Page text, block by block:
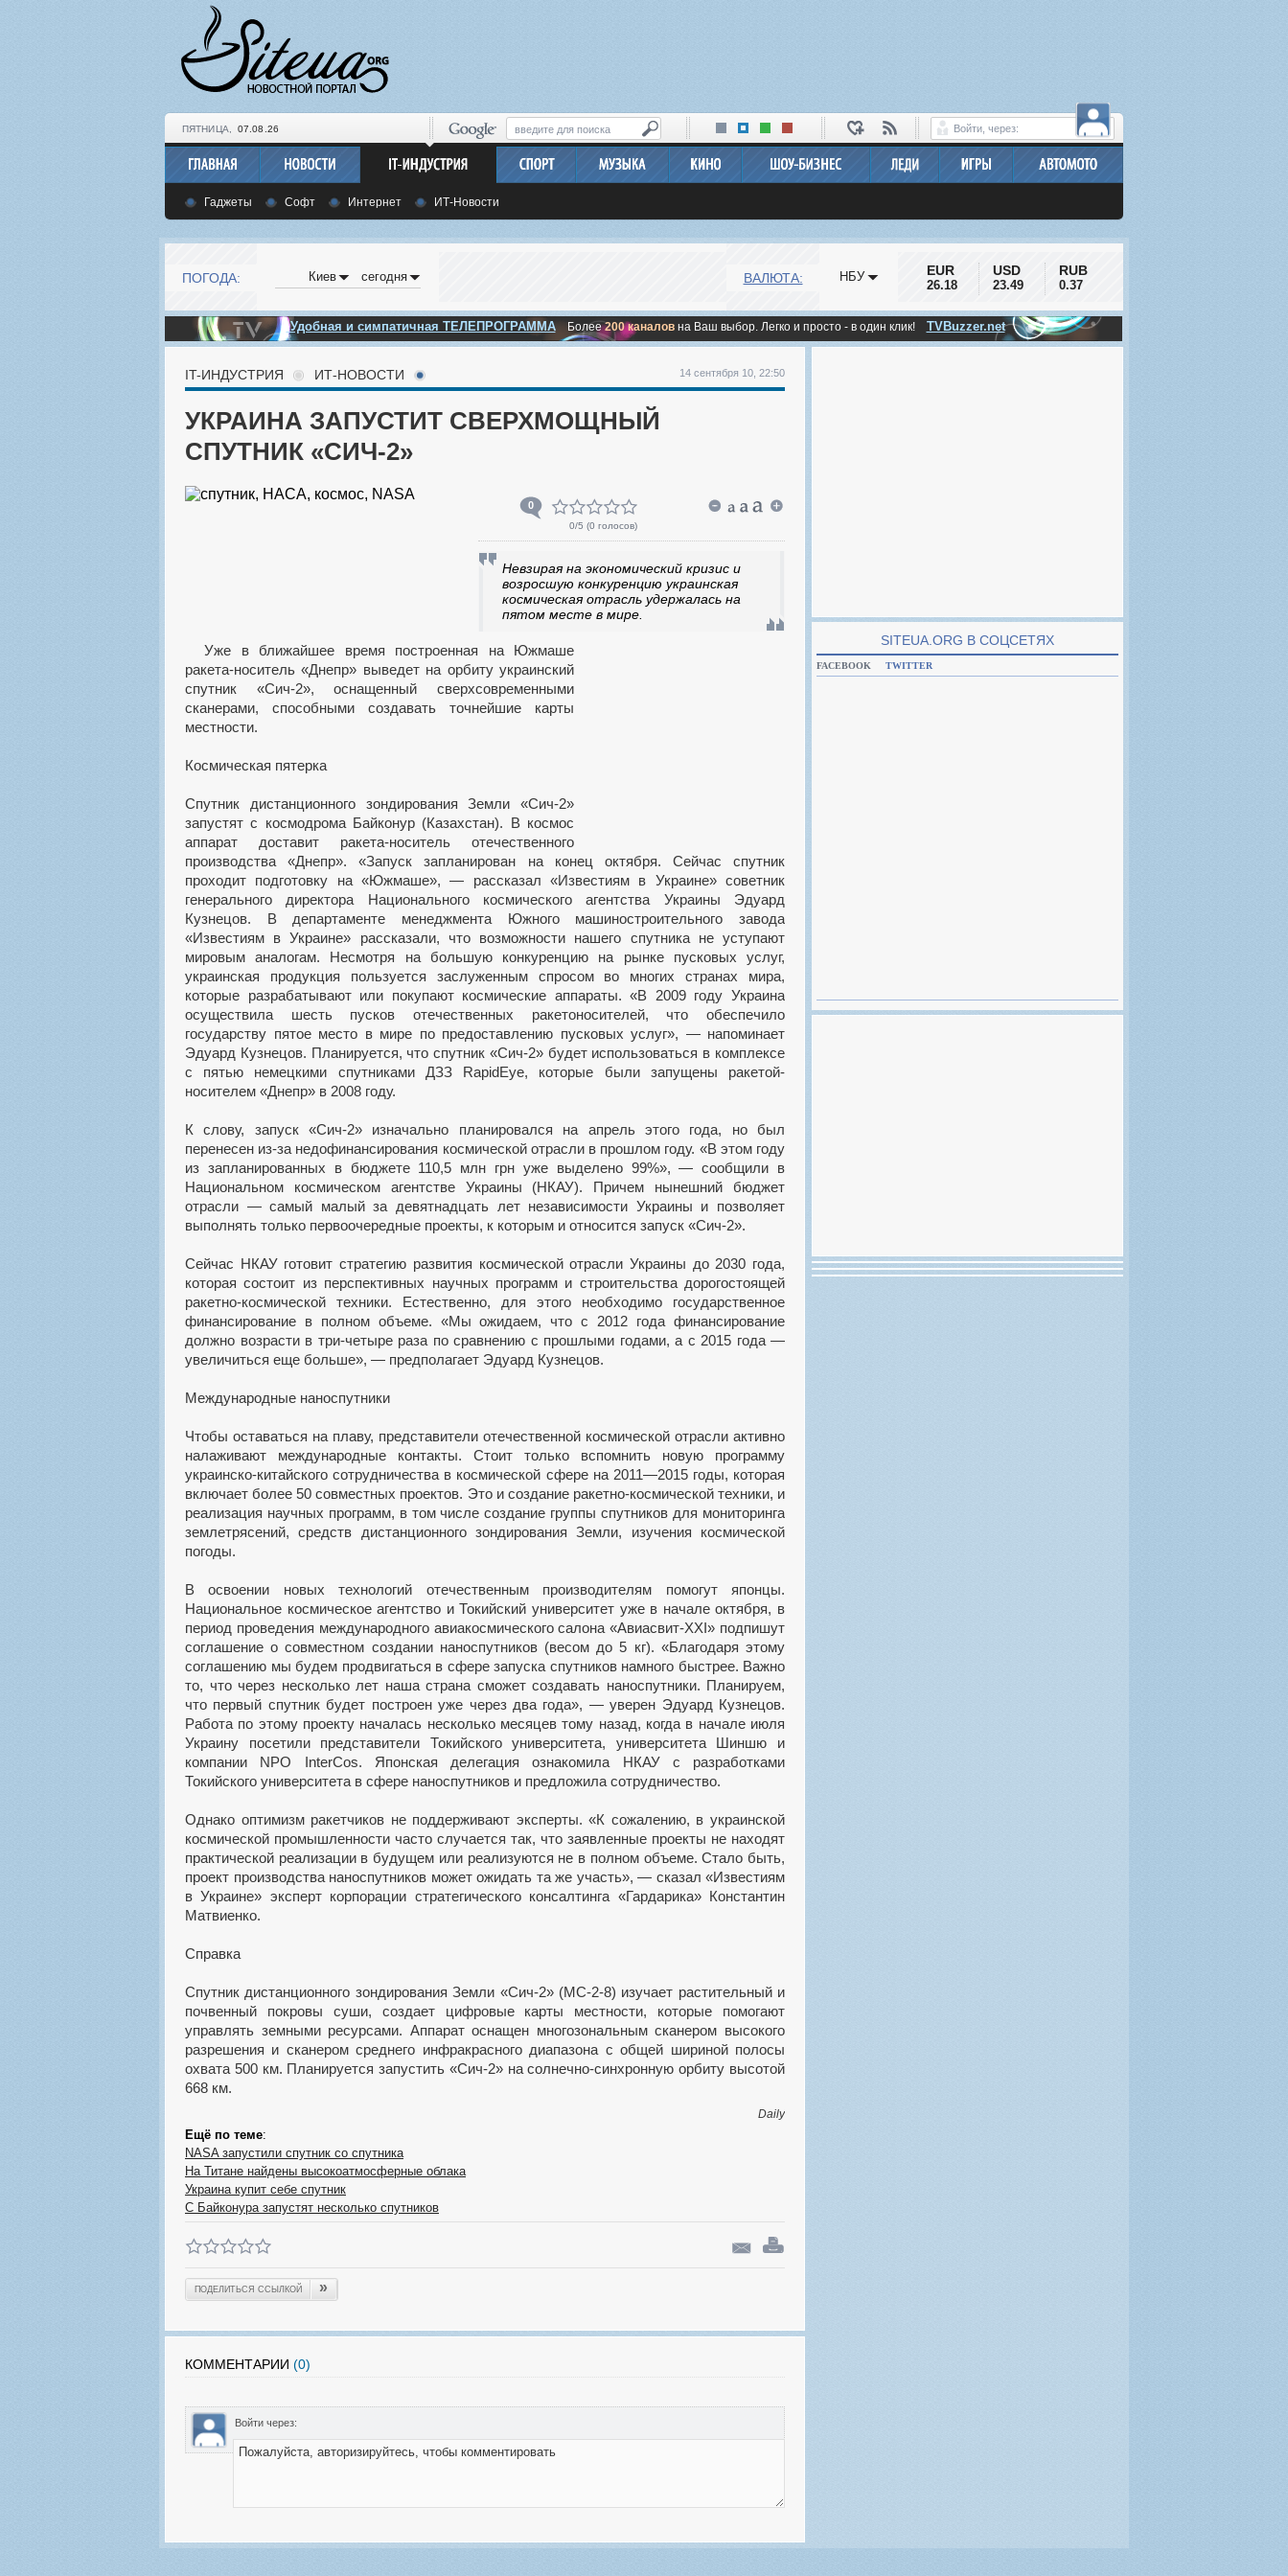
ПЯТНИЦА, 07.08.26 Войти, через:
Гаджеты Софт Интернет ИТ-Новости
ПОГОДА: Киев сегодня ВАЛЮТА: НБУ EUR
26.18
USD
23.49
RUB
0.37
Удобная и симпатичная ТЕЛЕПРОГРАММА Более200 каналовна Ваш выбор. Легко и просто - в один клик! TVBuzzer.net
IT-ИНДУСТРИЯ ИТ-НОВОСТИ 14 сентября 10, 22:50
УКРАИНА ЗАПУСТИТ СВЕРХМОЩНЫЙ
СПУТНИК «СИЧ-2»
0
0/5 (0 голосов)
Невзирая на экономический кризис и
возросшую конкуренцию украинская
космическая отрасль удержалась на
пятом месте в мире.
Уже в ближайшее время построенная на Южмаше
ракета-носитель «Днепр» выведет на орбиту украинский
спутник «Сич-2», оснащенный сверхсовременными
сканерами, способными создавать точнейшие карты
местности.
Космическая пятерка
Спутник дистанционного зондирования Земли «Сич-2»
запустят с космодрома Байконур (Казахстан). В космос
аппарат доставит ракета-носитель отечественного
производства «Днепр». «Запуск запланирован на конец октября. Сейчас спутник
проходит подготовку на «Южмаше», — рассказал «Известиям в Украине» советник
генерального директора Национального космического агентства Украины Эдуард
Кузнецов. В департаменте менеджмента Южного машиностроительного завода
«Известиям в Украине» рассказали, что возможности нашего спутника не уступают
мировым аналогам. Несмотря на большую конкуренцию на рынке пусковых услуг,
украинская продукция пользуется заслуженным спросом во многих странах мира,
которые разрабатывают или покупают космические аппараты. «В 2009 году Украина
осуществила шесть пусков отечественных ракетоносителей, что обеспечило
государству пятое место в мире по предоставлению пусковых услуг», — напоминает
Эдуард Кузнецов. Планируется, что спутник «Сич-2» будет использоваться в комплексе
с пятью немецкими спутниками ДЗЗ RapidEye, которые были запущены ракетой-
носителем «Днепр» в 2008 году.
К слову, запуск «Сич-2» изначально планировался на апрель этого года, но был
перенесен из-за недофинансирования космической отрасли в прошлом году. «В этом году
из запланированных в бюджете 110,5 млн грн уже выделено 99%», — сообщили в
Национальном космическом агентстве Украины (НКАУ). Причем нынешний бюджет
отрасли — самый малый за девятнадцать лет независимости Украины и позволяет
выполнять только первоочередные проекты, к которым и относится запуск «Сич-2».
Сейчас НКАУ готовит стратегию развития космической отрасли Украины до 2030 года,
которая состоит из перспективных научных программ и строительства дорогостоящей
ракетно-космической техники. Естественно, для этого необходимо государственное
финансирование в полном объеме. «Мы ожидаем, что с 2012 года финансирование
должно возрасти в три-четыре раза по сравнению с прошлыми годами, а с 2015 года —
увеличиться еще больше», — предполагает Эдуард Кузнецов.
Международные наноспутники
Чтобы оставаться на плаву, представители отечественной космической отрасли активно
налаживают международные контакты. Стоит только вспомнить новую программу
украинско-китайского сотрудничества в космической сфере на 2011—2015 годы, которая
включает более 50 совместных проектов. Это и создание ракетно-космической техники, и
реализация научных программ, в том числе создание группы спутников для мониторинга
землетрясений, средств дистанционного зондирования Земли, изучения космической
погоды.
В освоении новых технологий отечественным производителям помогут японцы.
Национальное космическое агентство и Токийский университет уже в начале октября, в
период проведения международного авиакосмического салона «Авиасвит-ХХІ» подпишут
соглашение о совместном создании наноспутников (весом до 5 кг). «Благодаря этому
соглашению мы будем продвигаться в сфере запуска спутников намного быстрее. Важно
то, что через несколько лет наша страна сможет создавать наноспутники. Планируем,
что первый спутник будет построен уже через два года», — уверен Эдуард Кузнецов.
Работа по этому проекту началась несколько месяцев тому назад, когда в начале июля
Украину посетили представители Токийского университета, университета Шиншю и
компании NPO InterCos. Японская делегация ознакомила НКАУ с разработками
Токийского университета в сфере наноспутников и предложила сотрудничество.
Однако оптимизм ракетчиков не поддерживают эксперты. «К сожалению, в украинской
космической промышленности часто случается так, что заявленные проекты не находят
практической реализации в будущем или реализуются не в полном объеме. Стало быть,
проект производства наноспутников может ожидать та же участь», — сказал «Известиям
в Украине» эксперт корпорации стратегического консалтинга «Гардарика» Константин
Матвиенко.
Справка
Спутник дистанционного зондирования Земли «Сич-2» (МС-2-8) изучает растительный и
почвенный покровы суши, создает цифровые карты местности, которые помогают
управлять земными ресурсами. Аппарат оснащен многозональным сканером высокого
разрешения и сканером среднего инфракрасного диапазона с общей шириной полосы
охвата 500 км. Планируется запустить «Сич-2» на солнечно-синхронную орбиту высотой
668 км.
Daily
Ещё по теме:
NASA запустили спутник со спутника
На Титане найдены высокоатмосферные облака
Украина купит себе спутник
С Байконура запустят несколько спутников
ПОДЕЛИТЬСЯ ССЫЛКОЙ »
КОММЕНТАРИИ (0)
Войти через:
SITEUA.ORG В CОЦСЕТЯХ
FACEBOOK TWITTER